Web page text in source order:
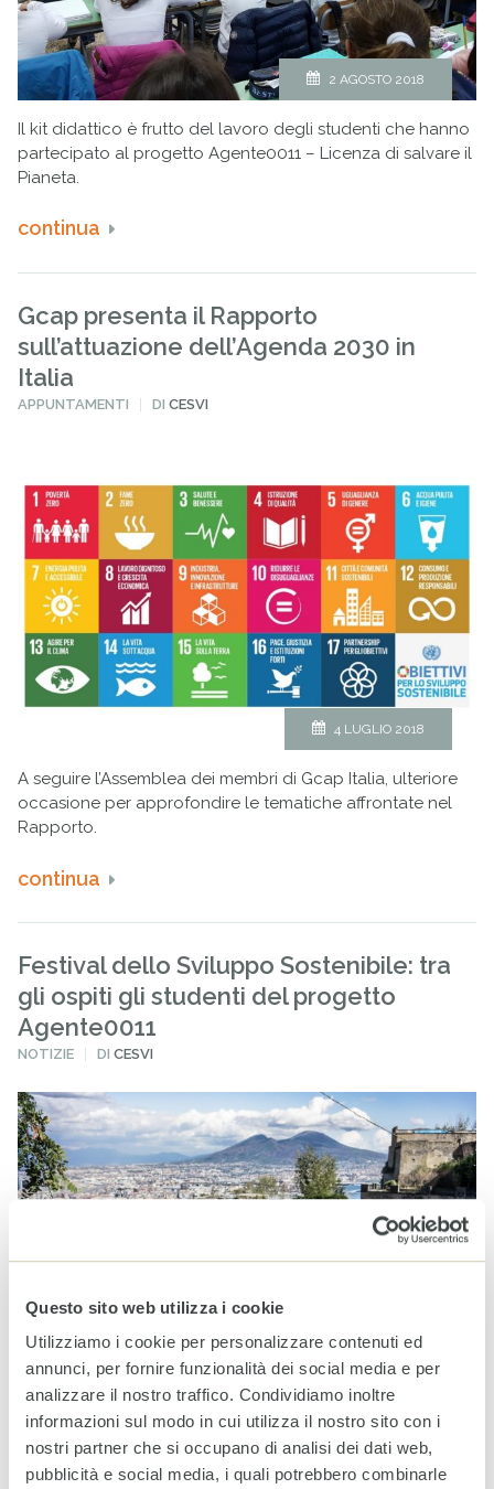
Questo sito web utilizza i cookie
Utilizziamo i cookie per personalizzare contenuti ed
annunci, per fornire funzionalità dei social media e per
analizzare il nostro traffico. Condividiamo inoltre
informazioni sul modo in cui utilizza il nostro sito con i
nostri partner che si occupano di analisi dei dati web,
pubblicità e social media, i quali potrebbero combinarle
2 AGOSTO 2018
Il kit didattico è frutto del lavoro degli studenti che hanno
partecipato al progetto Agente0011 – Licenza di salvare il
Pianeta.
continua
Gcap presenta il Rapporto
sull’attuazione dell’Agenda 2030 in
Italia
PUBBLICATO
APPUNTAMENTI DICESVI
4 LUGLIO 2018
A seguire l’Assemblea dei membri di Gcap Italia, ulteriore
occasione per approfondire le tematiche affrontate nel
Rapporto.
continua
Festival dello Sviluppo Sostenibile: tra
gli ospiti gli studenti del progetto
Agente0011
PUBBLICATO
NOTIZIE DICESVI
17 MAGGIO 2018
I ragazzi parteciperanno a “Generazione 2030”, l’evento
nazionale di Asvis dedicato all’SDG 4, in programma a
Torino il 24 maggio.